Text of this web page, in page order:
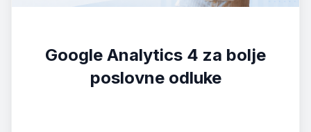
Google Analytics 4 za bolje
poslovne odluke